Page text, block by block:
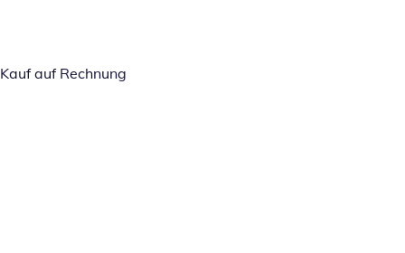
Kauf auf Rechnung